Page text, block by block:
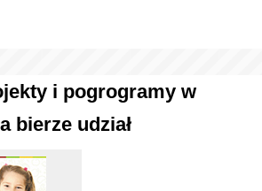
i pogrogramy w
bierze udział